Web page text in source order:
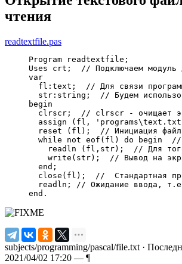
чтения
readtextfile.pas
Program readtextfile ;
Uses crt ;
// Подключаем
var
  fl
: text ;
// Для связи
  str
: string ;
// Будем
begin
  clrscr
;
// clrscr - очищает
  assign
( fl ,
  reset
( fl ) ;
// Инициация
while
not eof ( fl ) do begin
//
readln
( fl , str) ;
// Для
write ( str) ;
// Вывод на
end ;
  close
( fl ) ;
//  Стандартная
readln ;
// Ожидание ввода,
end .
subjects/programming/pascal/file.txt ·
2021/04/02 17:20 — ¶